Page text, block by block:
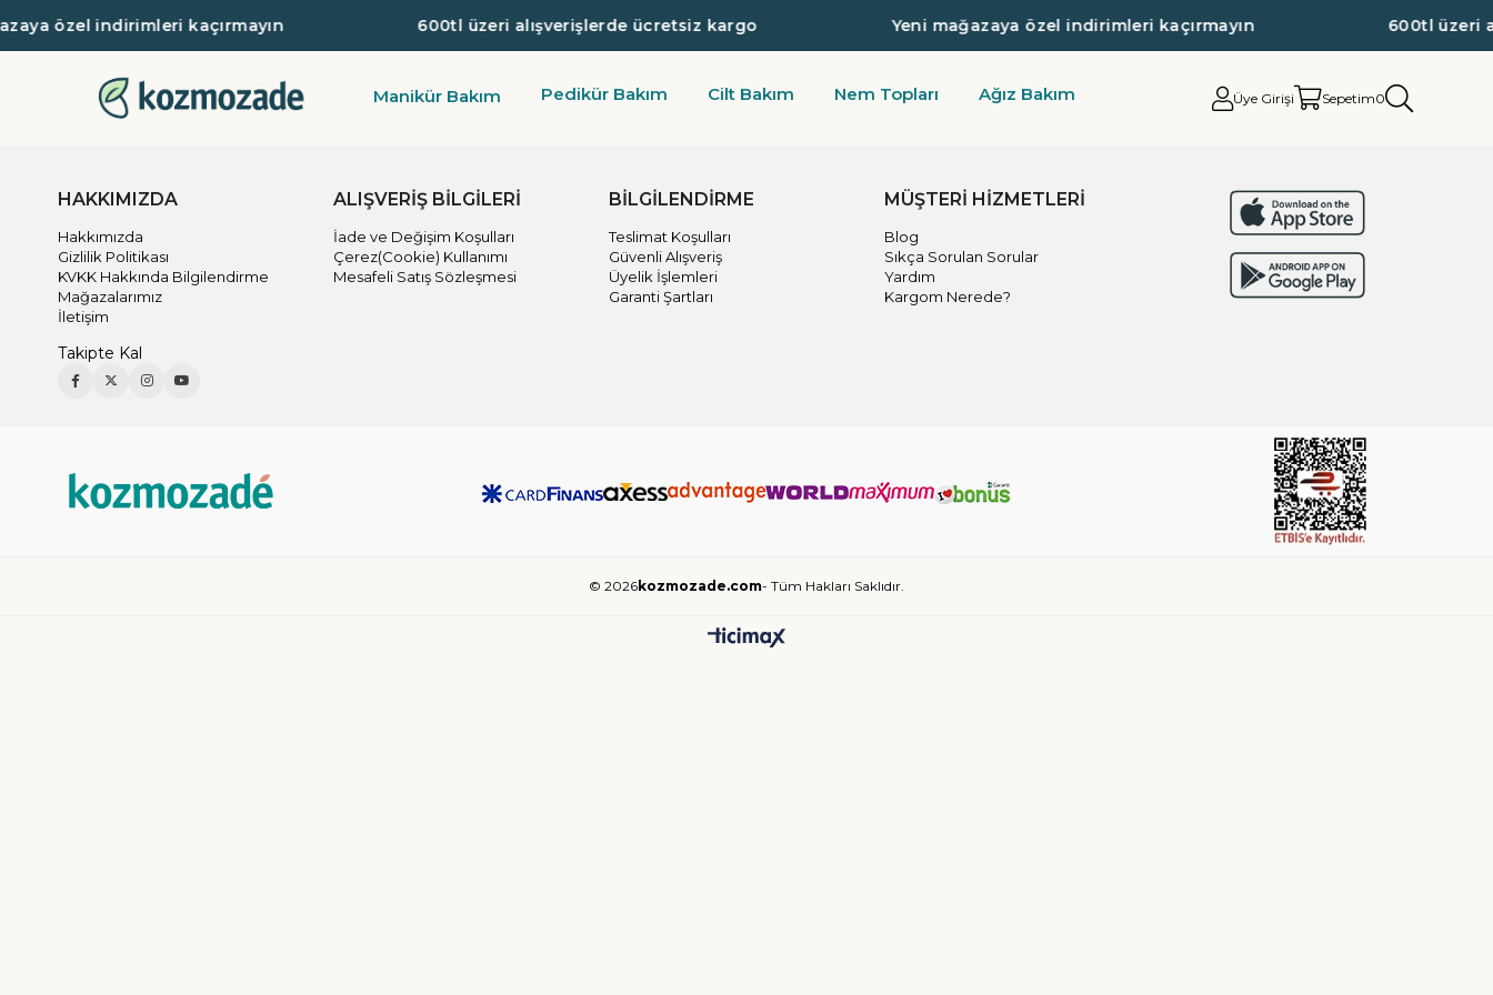
özel indirimleri kaçırmayın 600tl üzeri alışverişlerde ücretsiz kargo Yeni mağazaya özel indirimleri kaçırmayın 600tl üzeri
Manikür Bakım Pedikür Bakım Cilt Bakım Nem Topları Ağız Bakım Üye Girişi Sepetim0
HAKKIMIZDA
Hakkımızda
Gizlilik Politikası
KVKK Hakkında Bilgilendirme
Mağazalarımız
İletişim
Takipte Kal
ALIŞVERİŞ BİLGİLERİ
İade ve Değişim Koşulları
Çerez(Cookie) Kullanımı
Mesafeli Satış Sözleşmesi
BİLGİLENDİRME
Teslimat Koşulları
Güvenli Alışveriş
Üyelik İşlemleri
Garanti Şartları
MÜŞTERİ HİZMETLERİ
Blog
Sıkça Sorulan Sorular
Yardım
Kargom Nerede?
© 2026kozmozade.com- Tüm Hakları Saklıdır.